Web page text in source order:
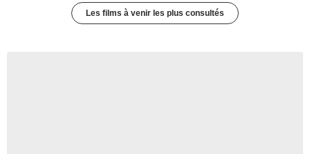
Les films à venir les plus consultés